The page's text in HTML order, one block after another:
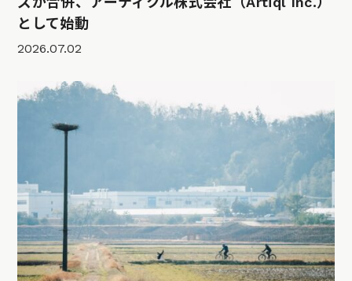
として始動
2026.07.02